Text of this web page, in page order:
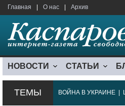
Главная О нас Архив
НОВОСТИ СТАТЬИ
ТЕМЫ ВОЙНА В УКРАИНЕ